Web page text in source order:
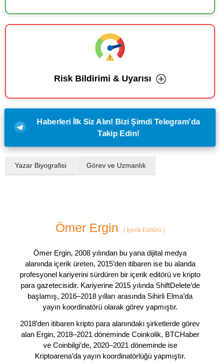
Risk Bildirimi & Uyarısı
Haberleri İlk Siz Alın! Bizi Şimdi Telegram'da
Takip Edin!
Yazar Biyografisi Görev ve Uzmanlık
Ömer Ergin (İçerik Editörü )
Ömer Ergin, 2008 yılından bu yana dijital medya
alanında içerik üreten, 2015’den itibaren ise bu alanda
profesyonel kariyerini sürdüren bir içerik editörü ve kripto
para gazetecisidir. Kariyerine 2015 yılında ShiftDelete’de
başlamış, 2016–2018 yılları arasında Sihirli Elma’da
yayın koordinatörü olarak görev yapmıştır.
2018’den itibaren kripto para alanındaki şirketlerde görev
alan Ergin, 2018–2021 döneminde Coinkolik, BTCHaber
ve Coinbilgi’de, 2020–2021 döneminde ise
Kriptoarena’da yayın koordinatörlüğü yapmıştır.